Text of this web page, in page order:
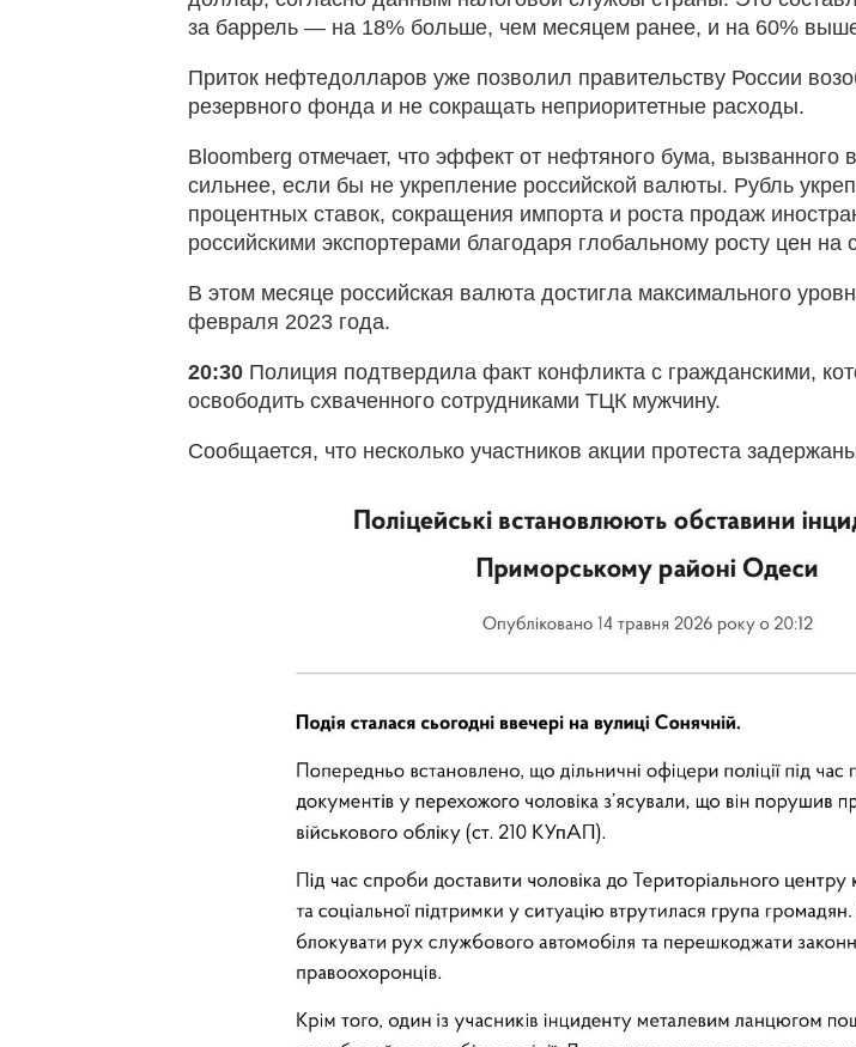
за баррель — на 18% больше, чем месяцем ранее, и на 60%
Приток нефтедолларов уже позволил правительству России
резервного фонда и не сокращать неприоритетные расходы.
Bloomberg отмечает, что эффект от нефтяного бума,
сильнее, если бы не укрепление российской валюты. Рубль
процентных ставок, сокращения импорта и роста продаж
российскими экспортерами благодаря глобальному росту цен
В этом месяце российская валюта достигла максимального
февраля 2023 года.
20:30 Полиция подтвердила факт конфликта с гражданскими,
освободить схваченного сотрудниками ТЦК мужчину.
Сообщается, что несколько участников акции протеста